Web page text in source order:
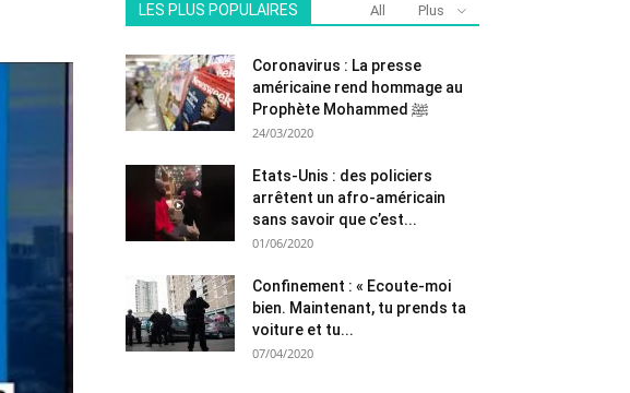
LES PLUS POPULAIRES All Plus
Coronavirus : La presse
américaine rend hommage au
Prophète Mohammed ﷺ
24/03/2020
Etats-Unis : des policiers
arrêtent un afro-américain
sans savoir que c’est...
01/06/2020
Confinement : « Ecoute-moi
bien. Maintenant, tu prends ta
voiture et tu...
07/04/2020